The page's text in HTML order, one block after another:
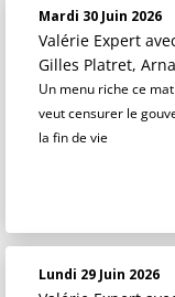
Mardi 30 Juin 2026
Valérie Expert
Gilles Platret,
Un menu riche ce
veut censurer le
la fin de vie
Lundi 29 Juin 2026